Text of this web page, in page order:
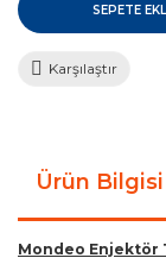
SEPETE
Karşılaştır
Ürün Bilgisi
Mondeo Enjektör